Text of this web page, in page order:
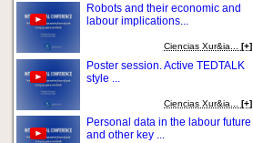
Robots and their economic and
labour implications...
Ciencias Xur&ia...[+]
Poster session. Active TEDTALK
style ...
Ciencias Xur&ia...[+]
Personal data in the labour future
and other key ...